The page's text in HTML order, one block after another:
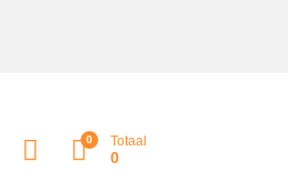
0 Totaal
0